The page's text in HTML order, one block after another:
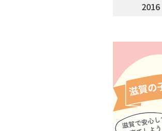
2016